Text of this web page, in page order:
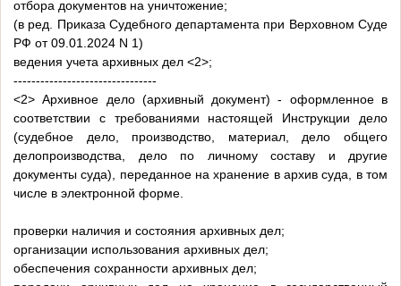
отбора документов на уничтожение;
(в ред. Приказа Судебного департамента при Верховном Суде
РФ от 09.01.2024 N 1)
ведения учета архивных дел <2>;
--------------------------------
<2> Архивное дело (архивный документ) - оформленное в
соответствии с требованиями настоящей Инструкции дело
(судебное дело, производство, материал, дело общего
делопроизводства, дело по личному составу и другие
документы суда), переданное на хранение в архив суда, в том
числе в электронной форме.
проверки наличия и состояния архивных дел;
организации использования архивных дел;
обеспечения сохранности архивных дел;